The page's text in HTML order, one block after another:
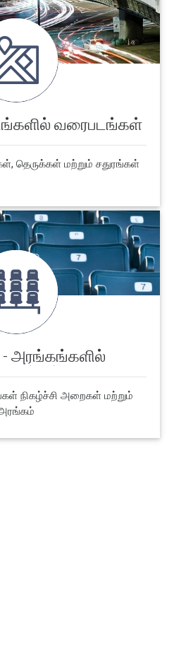
வரைபடங்கள்
தெருக்கள் மற்றும் சதுரங்கள்
அரங்கங்களில்
நிகழ்ச்சி அறைகள் மற்றும்